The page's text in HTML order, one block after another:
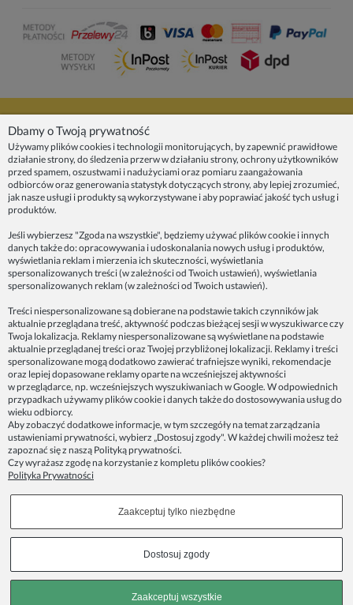
INFORMACJE
ZAINSPIRUJ SIĘ!
Dane firmy:
Spoko Motyw, Małgorzata Nowak-Staszak
ul. Skowronia 3D/4, 30-650 Kraków
telefon: 512821491
e-mail:kontakt@spoko-motyw.pl
konto do wpłat przelewem:
92 1140 2004 0000 3202 7758 0405
Punkt odbioru zamówień:
Pracownia Spoko Motyw
ul. Wadowicka 8i (za szlabanem, wejście z tyłu
budynku), 30-415 Kraków
Copyrights © 2023 - SPOKO-MOTYW.PL
Pokaż pełną wersję strony
Dbamy o Twoją prywatność
Używamy plików cookies i technologii monitorujących, by zapewnić prawidłowe
działanie strony, do śledzenia przerw w działaniu strony, ochrony użytkowników
przed spamem, oszustwami i nadużyciami oraz pomiaru zaangażowania
odbiorców oraz generowania statystyk dotyczących strony, aby lepiej zrozumieć,
jak nasze usługi i produkty są wykorzystywane i aby poprawiać jakość tych usług i
produktów.
Jeśli wybierzesz "Zgoda na wszystkie", będziemy używać plików cookie i innych
danych także do: opracowywania i udoskonalania nowych usług i produktów,
wyświetlania reklam i mierzenia ich skuteczności, wyświetlania
spersonalizowanych treści (w zależności od Twoich ustawień), wyświetlania
spersonalizowanych reklam (w zależności od Twoich ustawień).
Treści niespersonalizowane są dobierane na podstawie takich czynników jak
aktualnie przeglądana treść, aktywność podczas bieżącej sesji w wyszukiwarce czy
Twoja lokalizacja. Reklamy niespersonalizowane są wyświetlane na podstawie
aktualnie przeglądanej treści oraz Twojej przybliżonej lokalizacji. Reklamy i treści
spersonalizowane mogą dodatkowo zawierać trafniejsze wyniki, rekomendacje
oraz lepiej dopasowane reklamy oparte na wcześniejszej aktywności
w przeglądarce, np. wcześniejszych wyszukiwaniach w Google. W odpowiednich
przypadkach używamy plików cookie i danych także do dostosowywania usług do
wieku odbiorcy.
Aby zobaczyć dodatkowe informacje, w tym szczegóły na temat zarządzania
ustawieniami prywatności, wybierz „Dostosuj zgody". W każdej chwili możesz też
zapoznać się z naszą Polityką prywatności.
Czy wyrażasz zgodę na korzystanie z kompletu plików cookies?
Polityka Prywatności
Zaakceptuj tylko niezbędne
Dostosuj zgody
Zaakceptuj wszystkie